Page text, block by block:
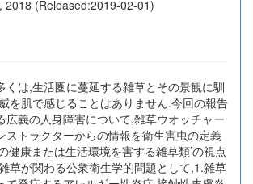
2018 (Released:2019-02-01)
くは,生活圏に蔓延する雑草とその景観に馴
を肌で感じることはありません.今回の報告
広義の人身障害について,雑草ウオッチャー
ストラクターからの情報を衛生害虫の定義
健康または生活環境を害する雑草類’の視点
草が関わる公衆衛生学的問題として,1.雑草